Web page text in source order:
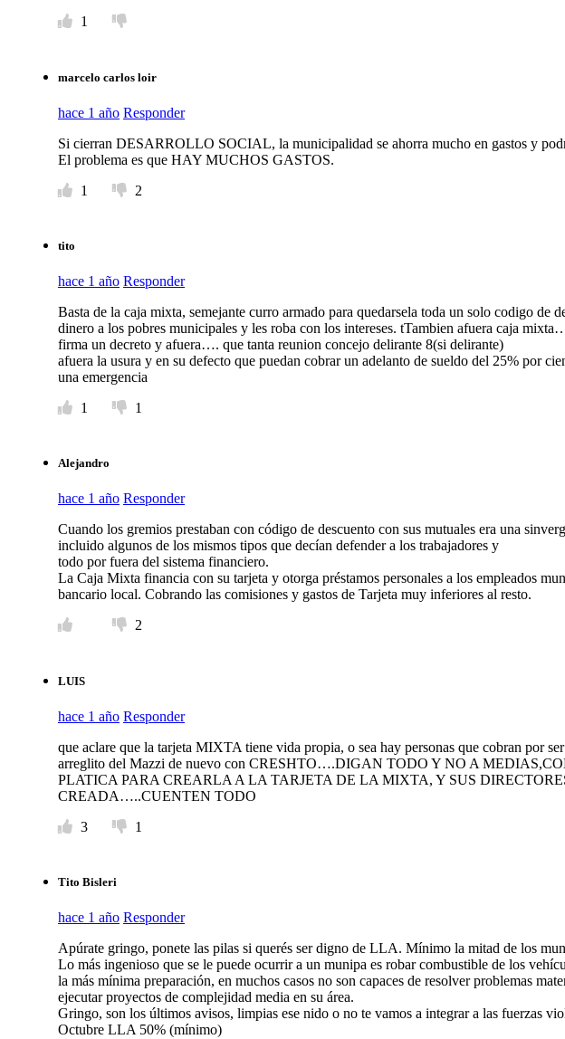
1
marcelo carlos loir
hace 1 año Responder
Si cierran DESARROLLO SOCIAL, la municipalidad se ahorra mucho en gastos y
El problema es que HAY MUCHOS GASTOS.
1
2
tito
hace 1 año Responder
Basta de la caja mixta, semejante curro armado para quedarsela toda un solo codigo de
dinero a los pobres municipales y les roba con los intereses. tTambien afuera caja
firma un decreto y afuera…. que tanta reunion concejo delirante 8(si delirante)
afuera la usura y en su defecto que puedan cobrar un adelanto de sueldo del 25% por
una emergencia
1
1
Alejandro
hace 1 año Responder
Cuando los gremios prestaban con código de descuento con sus mutuales era una
incluido algunos de los mismos tipos que decían defender a los trabajadores y
todo por fuera del sistema financiero.
La Caja Mixta financia con su tarjeta y otorga préstamos personales a los empleados
bancario local. Cobrando las comisiones y gastos de Tarjeta muy inferiores al resto.
2
LUIS
hace 1 año Responder
que aclare que la tarjeta MIXTA tiene vida propia, o sea hay personas que cobran por
arreglito del Mazzi de nuevo con CRESHTO….DIGAN TODO Y NO A
PLATICA PARA CREARLA A LA TARJETA DE LA MIXTA, Y SUS
CREADA…..CUENTEN TODO
3
1
Tito Bisleri
hace 1 año Responder
Apúrate gringo, ponete las pilas si querés ser digno de LLA. Mínimo la mitad de los
Lo más ingenioso que se le puede ocurrir a un munipa es robar combustible de los
la más mínima preparación, en muchos casos no son capaces de resolver problemas
ejecutar proyectos de complejidad media en su área.
Gringo, son los últimos avisos, limpias ese nido o no te vamos a integrar a las fuerzas
Octubre LLA 50% (mínimo)